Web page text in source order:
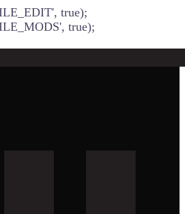
true);
true);